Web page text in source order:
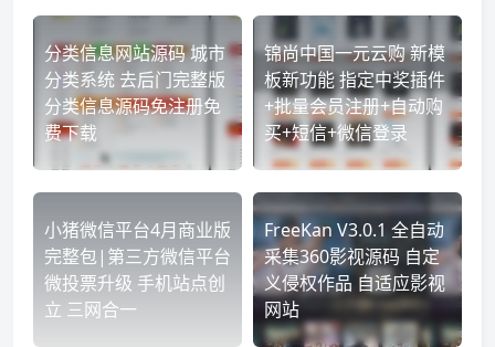
分类信息网站源码 城市
分类系统 去后门完整版
分类信息源码免注册免
费下载
锦尚中国一元云购 新模
板新功能 指定中奖插件
+批量会员注册+自动购
买+短信+微信登录
小猪微信平台4月商业版
完整包|第三方微信平台
微投票升级 手机站点创
立 三网合一
FreeKan V3.0.1 全自动
采集360影视源码 自定
义侵权作品 自适应影视
网站